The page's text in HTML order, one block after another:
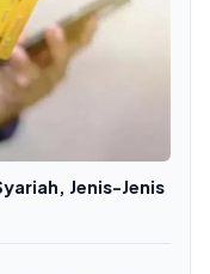
Jenis-Jenis